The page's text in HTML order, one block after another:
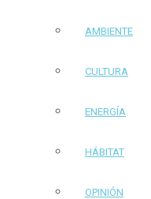
AMBIENTE
CULTURA
ENERGÍA
HÁBITAT
OPINIÓN